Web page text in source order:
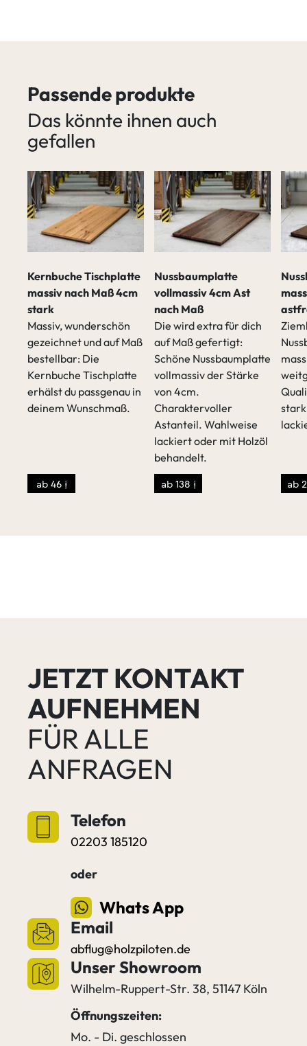
Passende produkte
Das könnte ihnen auch
gefallen
Kernbuche Tischplatte
massiv nach Maß 4cm
stark
Massiv, wunderschön
gezeichnet und auf Maß
bestellbar: Die
Kernbuche Tischplatte
erhälst du passgenau in
deinem Wunschmaß.
ab 46 €
Nussbaumplatte
vollmassiv 4cm Ast
nach Maß
Die wird extra für dich
auf Maß gefertigt:
Schöne Nussbaumplatte
vollmassiv der Stärke
von 4cm.
Charaktervoller
Astanteil. Wahlweise
lackiert oder mit Holzöl
behandelt.
ab 138 € ab
JETZT KONTAKT
AUFNEHMEN
FÜR ALLE
ANFRAGEN
Telefon
02203 185120
oder
Whats App
Email
abflug@holzpiloten.de
Unser Showroom
Wilhelm-Ruppert-Str. 38, 51147 Köln
Öffnungszeiten:
Mo. - Di. geschlossen